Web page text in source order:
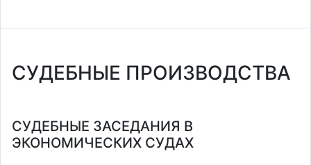
СУДЕБНЫЕ ПРОИЗВОДСТВА
СУДЕБНЫЕ ЗАСЕДАНИЯ В
ЭКОНОМИЧЕСКИХ СУДАХ